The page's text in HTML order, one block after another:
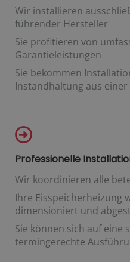
Wir installieren
führender Hersteller
Sie profitieren von
Garantieleistungen
Sie bekommen
Instandhaltung aus einer
Professionelle
Wir koordinieren alle
Ihre Eisspeicherheizung
dimensioniert und
Sie können sich auf eine
termingerechte